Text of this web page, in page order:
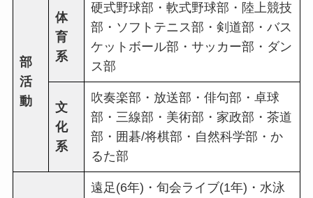
部
活
動
体
育
系
硬式野球部・軟式野球部・陸上競技
部・ソフトテニス部・剣道部・バス
ケットボール部・サッカー部・ダン
ス部
文
化
系
吹奏楽部・放送部・俳句部・卓球
部・三線部・美術部・家政部・茶道
部・囲碁/将棋部・自然科学部・か
るた部
遠足(6年)・旬会ライブ(1年)・水泳